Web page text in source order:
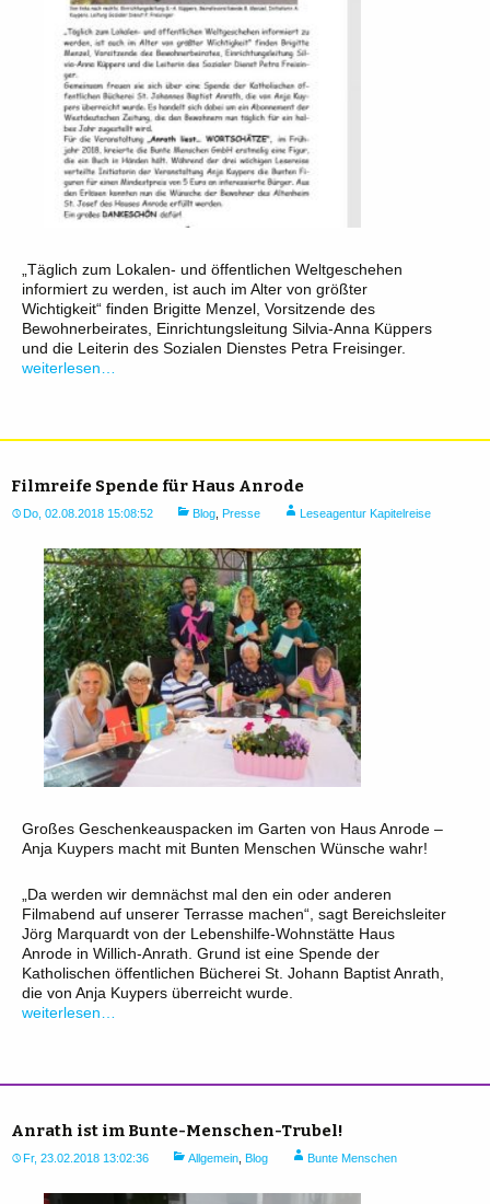
„Täglich zum Lokalen- und öffentlichen Weltgeschehen
informiert zu werden, ist auch im Alter von größter
Wichtigkeit“ finden Brigitte Menzel, Vorsitzende des
Bewohnerbeirates, Einrichtungsleitung Silvia-Anna Küppers
und die Leiterin des Sozialen Dienstes Petra Freisinger.
weiterlesen…
Filmreife Spende für Haus Anrode
Do, 02.08.2018 15:08:52 Blog Presse Leseagentur Kapitelreise
Großes Geschenkeauspacken im Garten von Haus Anrode –
Anja Kuypers macht mit Bunten Menschen Wünsche wahr!
„Da werden wir demnächst mal den ein oder anderen
Filmabend auf unserer Terrasse machen“, sagt Bereichsleiter
Jörg Marquardt von der Lebenshilfe-Wohnstätte Haus
Anrode in Willich-Anrath. Grund ist eine Spende der
Katholischen öffentlichen Bücherei St. Johann Baptist Anrath,
die von Anja Kuypers überreicht wurde.
weiterlesen…
Anrath ist im Bunte-Menschen-Trubel!
Fr, 23.02.2018 13:02:36 Allgemein Blog Bunte Menschen